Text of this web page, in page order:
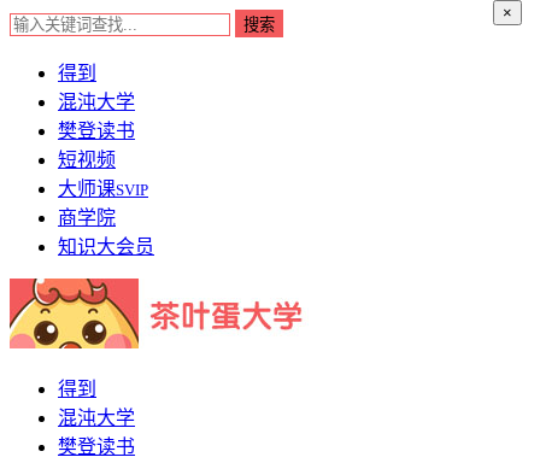
×
得到
混沌大学
樊登读书
短视频
大师课SVIP
商学院
知识大会员
得到
混沌大学
樊登读书